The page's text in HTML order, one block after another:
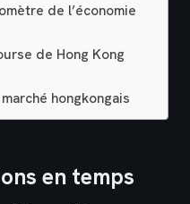
de l’économie
de Hong Kong
hongkongais
en temps